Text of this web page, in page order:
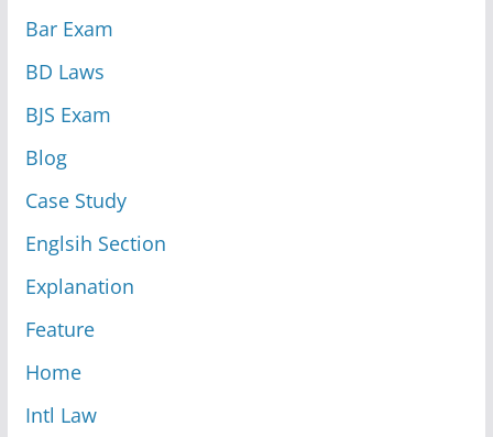
Bar Exam
BD Laws
BJS Exam
Blog
Case Study
Englsih Section
Explanation
Feature
Home
Intl Law